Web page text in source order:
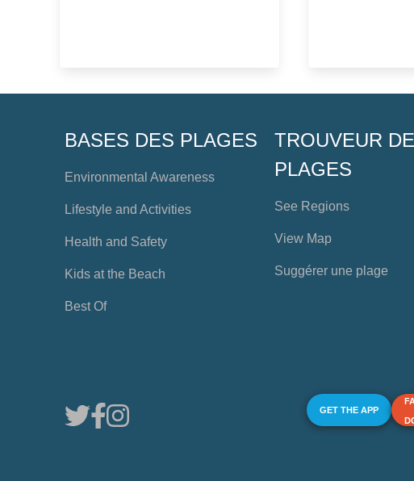
BASES DES PLAGES
Environmental Awareness
Lifestyle and Activities
Health and Safety
Kids at the Beach
Best Of
TROUVEUR
PLAGES
See Regions
View Map
Suggérer une plage
GET THE APP